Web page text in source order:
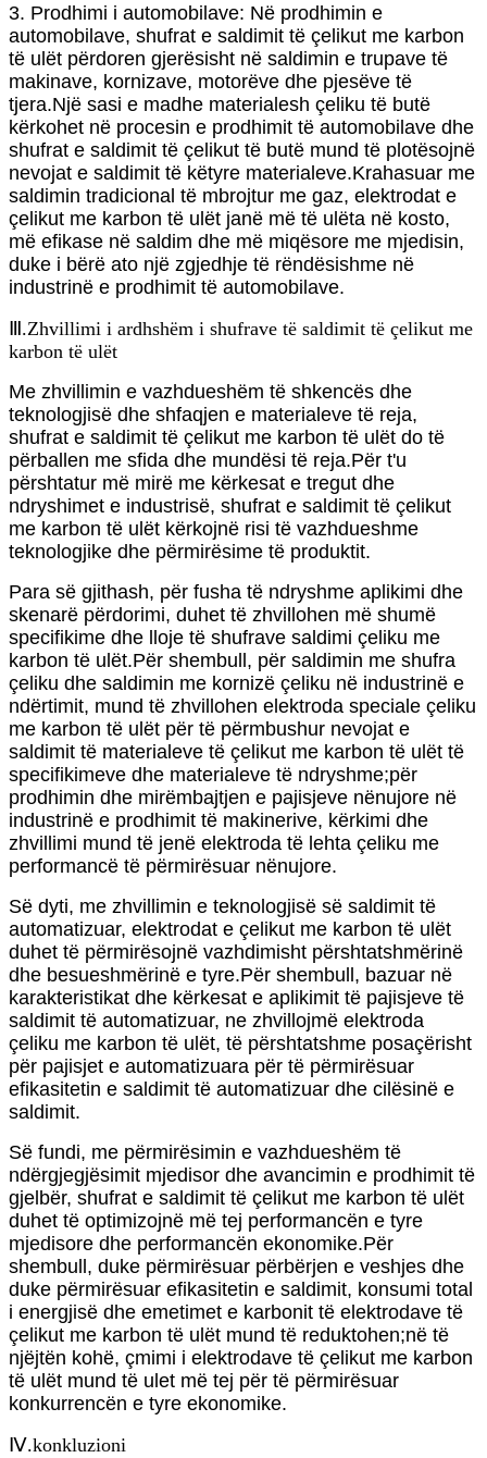
3. Prodhimi i automobilave: Në prodhimin e
automobilave, shufrat e saldimit të çelikut me karbon
të ulët përdoren gjerësisht në saldimin e trupave të
makinave, kornizave, motorëve dhe pjesëve të
tjera.Një sasi e madhe materialesh çeliku të butë
kërkohet në procesin e prodhimit të automobilave dhe
shufrat e saldimit të çelikut të butë mund të plotësojnë
nevojat e saldimit të këtyre materialeve.Krahasuar me
saldimin tradicional të mbrojtur me gaz, elektrodat e
çelikut me karbon të ulët janë më të ulëta në kosto,
më efikase në saldim dhe më miqësore me mjedisin,
duke i bërë ato një zgjedhje të rëndësishme në
industrinë e prodhimit të automobilave.
Ⅲ.Zhvillimi i ardhshëm i shufrave të saldimit të çelikut me
karbon të ulët
Me zhvillimin e vazhdueshëm të shkencës dhe
teknologjisë dhe shfaqjen e materialeve të reja,
shufrat e saldimit të çelikut me karbon të ulët do të
përballen me sfida dhe mundësi të reja.Për t'u
përshtatur më mirë me kërkesat e tregut dhe
ndryshimet e industrisë, shufrat e saldimit të çelikut
me karbon të ulët kërkojnë risi të vazhdueshme
teknologjike dhe përmirësime të produktit.
Para së gjithash, për fusha të ndryshme aplikimi dhe
skenarë përdorimi, duhet të zhvillohen më shumë
specifikime dhe lloje të shufrave saldimi çeliku me
karbon të ulët.Për shembull, për saldimin me shufra
çeliku dhe saldimin me kornizë çeliku në industrinë e
ndërtimit, mund të zhvillohen elektroda speciale çeliku
me karbon të ulët për të përmbushur nevojat e
saldimit të materialeve të çelikut me karbon të ulët të
specifikimeve dhe materialeve të ndryshme;për
prodhimin dhe mirëmbajtjen e pajisjeve nënujore në
industrinë e prodhimit të makinerive, kërkimi dhe
zhvillimi mund të jenë elektroda të lehta çeliku me
performancë të përmirësuar nënujore.
Së dyti, me zhvillimin e teknologjisë së saldimit të
automatizuar, elektrodat e çelikut me karbon të ulët
duhet të përmirësojnë vazhdimisht përshtatshmërinë
dhe besueshmërinë e tyre.Për shembull, bazuar në
karakteristikat dhe kërkesat e aplikimit të pajisjeve të
saldimit të automatizuar, ne zhvillojmë elektroda
çeliku me karbon të ulët, të përshtatshme posaçërisht
për pajisjet e automatizuara për të përmirësuar
efikasitetin e saldimit të automatizuar dhe cilësinë e
saldimit.
Së fundi, me përmirësimin e vazhdueshëm të
ndërgjegjësimit mjedisor dhe avancimin e prodhimit të
gjelbër, shufrat e saldimit të çelikut me karbon të ulët
duhet të optimizojnë më tej performancën e tyre
mjedisore dhe performancën ekonomike.Për
shembull, duke përmirësuar përbërjen e veshjes dhe
duke përmirësuar efikasitetin e saldimit, konsumi total
i energjisë dhe emetimet e karbonit të elektrodave të
çelikut me karbon të ulët mund të reduktohen;në të
njëjtën kohë, çmimi i elektrodave të çelikut me karbon
të ulët mund të ulet më tej për të përmirësuar
konkurrencën e tyre ekonomike.
Ⅳ.konkluzioni